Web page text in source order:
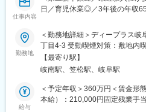
くことができます。
同社は外資系の電源設備の代
使用が可能な外資系システムを
す。
配属部署には15名程度(30代～
中途入社の方も多く馴染みやす
仕事内容
日／育児休業◎／3年後の年収
■就業環境：
ワークライフバランスが整う環
・年休 120 日
・有給取得70％(取得平均7.9日)
・育休取得！産後パパ育休推奨！
・手当、福利厚生充実！（手
・2024年10月 あいち女性輝き
勤務地
＜勤務地詳細＞ディープラス
丁目4-3 受動喫煙対策：敷地内
社の定める事業所
【最寄り駅】
岐南駅、笠松駅、岐阜駅
給与
＜予定年収＞360万円＜賃金形
本給）：210,000円固定残業手